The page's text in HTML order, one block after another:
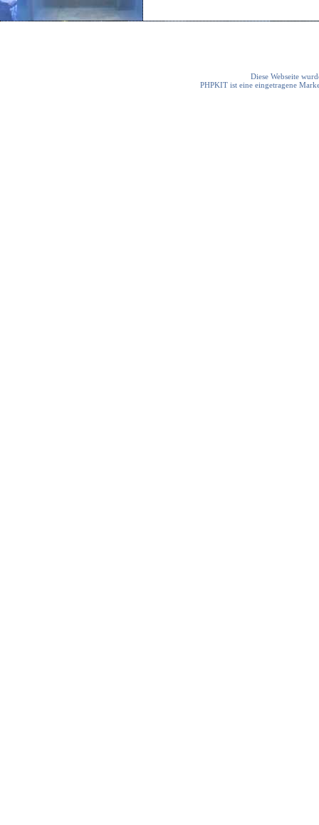
Diese Webseite
PHPKIT ist eine eingetragene